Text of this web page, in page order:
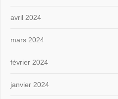
avril 2024
mars 2024
février 2024
janvier 2024